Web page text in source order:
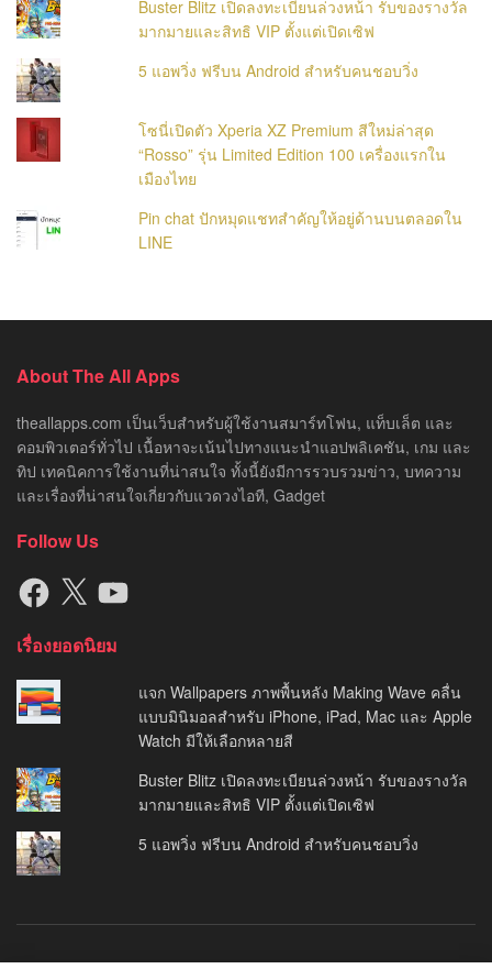
Buster Blitz เปิดลงทะเบียนล่วงหน้า รับของรางวัล
มากมายและสิทธิ VIP ตั้งแต่เปิดเซิฟ
5 แอพวิ่ง ฟรีบน Android สำหรับคนชอบวิ่ง
โซนี่เปิดตัว Xperia XZ Premium สีใหม่ล่าสุด
“Rosso” รุ่น Limited Edition 100 เครื่องแรกใน
เมืองไทย
Pin chat ปักหมุดแชทสำคัญให้อยู่ด้านบนตลอดใน
LINE
About The All Apps
theallapps.com เป็นเว็บสำหรับผู้ใช้งานสมาร์ทโฟน, แท็บเล็ต และ
คอมพิวเตอร์ทั่วไป เนื้อหาจะเน้นไปทางแนะนำแอปพลิเคชัน, เกม และ
ทิป เทคนิคการใช้งานที่น่าสนใจ ทั้งนี้ยังมีการรวบรวมข่าว, บทความ
และเรื่องที่น่าสนใจเกี่ยวกับแวดวงไอที, Gadget
Follow Us
Facebook
X YouTube
เรื่องยอดนิยม
แจก Wallpapers ภาพพื้นหลัง Making Wave คลื่น
แบบมินิมอลสำหรับ iPhone, iPad, Mac และ Apple
Watch มีให้เลือกหลายสี
Buster Blitz เปิดลงทะเบียนล่วงหน้า รับของรางวัล
มากมายและสิทธิ VIP ตั้งแต่เปิดเซิฟ
5 แอพวิ่ง ฟรีบน Android สำหรับคนชอบวิ่ง